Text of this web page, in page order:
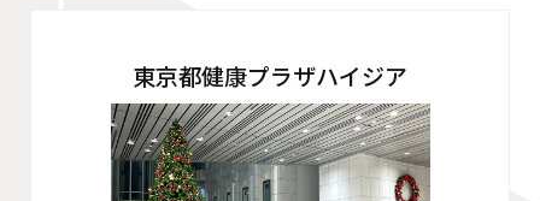
建装部門
ビルメンテナンス部門
東京都健康プラザハイジア